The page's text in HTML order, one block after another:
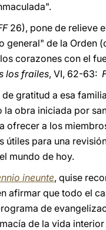
26), pone de relieve
general" de la Orden
corazones con el
los frailes, VI, 62-63:
gratitud a esa
obra iniciada por
ofrecer a los
útiles para una
mundo de hoy.
ineunte, quise
afirmar que todo el
de
de la vida